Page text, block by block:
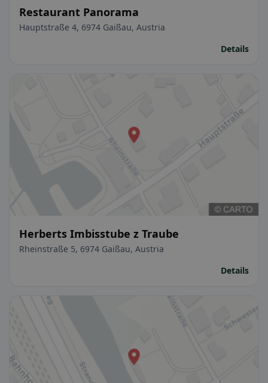
Restaurant Panorama
Hauptstraße 4, 6974 Gaißau, Austria
Details
Herberts Imbisstube z Traube
Rheinstraße 5, 6974 Gaißau, Austria
Details